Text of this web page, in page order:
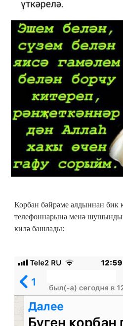
Корбан бәйрәме алдыннан бик
телефоннарына менә
килә башлады: